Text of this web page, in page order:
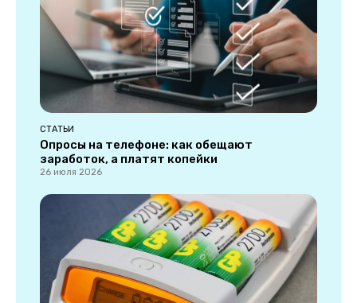
СТАТЬИ
Опросы на телефоне: как обещают
заработок, а платят копейки
26 июля 2026